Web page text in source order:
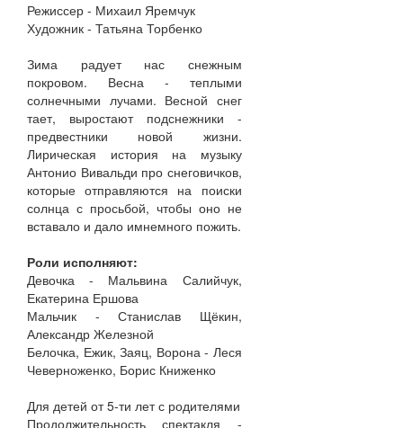
Режиссер - Михаил Яремчук
Художник - Татьяна Торбенко
Зима радует нас снежным
покровом. Весна - теплыми
солнечными лучами. Весной снег
тает, выростают подснежники -
предвестники новой жизни.
Лирическая история на музыку
Антонио Вивальди про снеговичков,
которые отправляются на поиски
солнца с просьбой, чтобы оно не
вставало и дало имнемного пожить.
Роли исполняют:
Девочка - Мальвина Салийчук,
Екатерина Ершова
Мальчик - Станислав Щёкин,
Александр Железной
Белочка, Ежик, Заяц, Ворона - Леся
Чеверноженко, Борис Книженко
Для детей от 5-ти лет с родителями
Продолжительность спектакля -